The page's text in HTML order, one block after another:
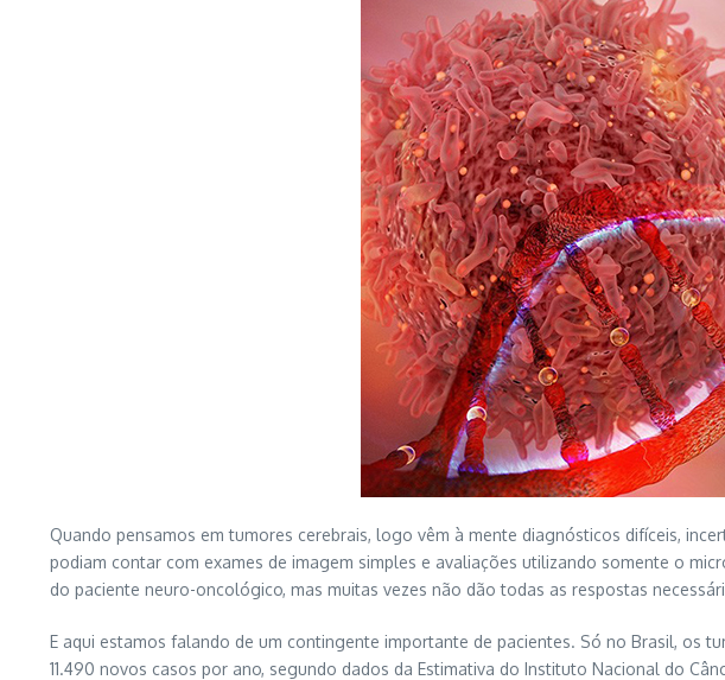
Quando pensamos em tumores cerebrais, logo vêm à mente diagnósticos difíceis,
podiam contar com exames de imagem simples e avaliações utilizando somente o
do paciente neuro-oncológico, mas muitas vezes não dão todas as respostas
E aqui estamos falando de um contingente importante de pacientes. Só no Brasil, os
11.490 novos casos por ano, segundo dados da Estimativa do Instituto Nacional do